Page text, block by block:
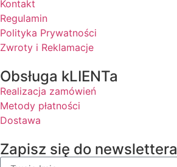
Kontakt
Regulamin
Polityka Prywatności
Zwroty i Reklamacje
Obsługa kLIENTa
Realizacja zamówień
Metody płatności
Dostawa
Zapisz się do newslettera